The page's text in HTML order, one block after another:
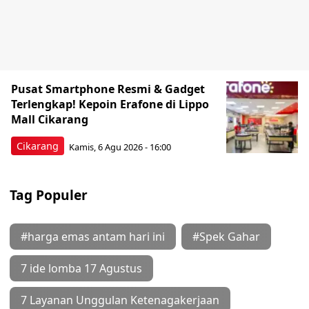
Cikarang
Pusat Smartphone Resmi & Gadget
Terlengkap! Kepoin Erafone di Lippo
Mall Cikarang
Kamis, 6 Agu 2026 - 16:00
Tag Populer
#harga emas antam hari ini #Spek Gahar
7 ide lomba 17 Agustus
7 Layanan Unggulan Ketenagakerjaan